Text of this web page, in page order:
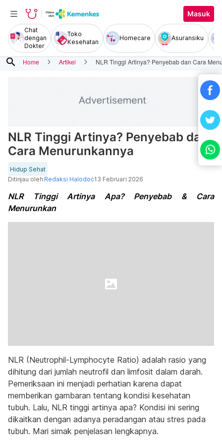
Masuk
Chat
dengan
Dokter
Toko
Kesehatan
Homecare Asuransiku
search Home Artikel NLR Tinggi Artinya? Penyebab dan Cara
NLR Tinggi Artinya? Penyebab dan
Cara Menurunkannya
Hidup Sehat
Ditinjau oleh Redaksi Halodoc13 Februari 2026
NLR Tinggi Artinya Apa? Penyebab & Cara
Menurunkan
NLR (Neutrophil-Lymphocyte Ratio) adalah rasio yang
dihitung dari jumlah neutrofil dan limfosit dalam darah.
Pemeriksaan ini menjadi perhatian karena dapat
memberikan gambaran tentang kondisi kesehatan
tubuh. Lalu, NLR tinggi artinya apa? Kondisi ini sering
dikaitkan dengan adanya peradangan atau stres pada
tubuh. Mari simak penjelasan lengkapnya.